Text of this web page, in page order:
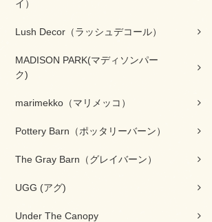
イ）
Lush Decor（ラッシュデコール）
MADISON PARK(マディソンパー
ク)
marimekko（マリメッコ）
Pottery Barn（ポッタリーバーン）
The Gray Barn（グレイバーン）
UGG (アグ)
Under The Canopy